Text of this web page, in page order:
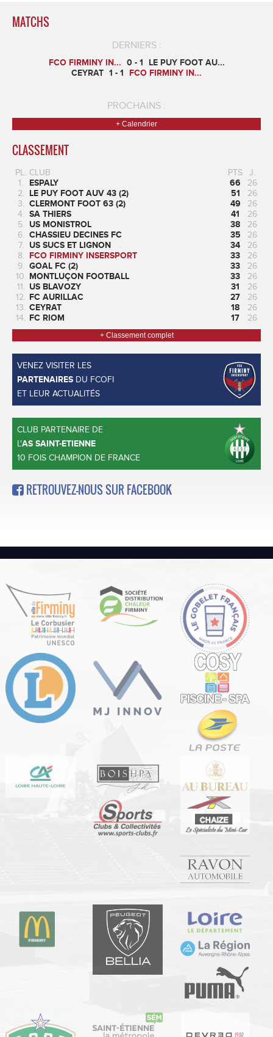
MATCHS
DERNIERS :
FCO FIRMINY IN... 0 - 1
LE PUY FOOT AU...
CEYRAT 1 - 1 FCO FIRMINY IN...
PROCHAINS :
+ Calendrier
CLASSEMENT
PL. CLUB PTS
J.
1.
ESPALY 66
26
2. LE PUY FOOT AUV 43 (2) 51
26
3. CLERMONT FOOT 63 (2) 49
26
4. SA THIERS 41
26
5. US MONISTROL 38
26
6. CHASSIEU DECINES FC 35
26
7.
US SUCS ET LIGNON 34
26
8. FCO FIRMINY INSERSPORT 33
26
9. GOAL FC (2) 33
26
10. MONTLUÇON FOOTBALL 33
26
11. US BLAVOZY 31
26
12. FC AURILLAC 27
26
13. CEYRAT 18
26
14. FC RIOM 17 26
+ Classement complet
VENEZ VISITER LES
PARTENAIRES DU FCOFI
ET LEUR ACTUALITÉS
CLUB PARTENAIRE DE
L'AS SAINT-ETIENNE
10 FOIS CHAMPION DE FRANCE
RETROUVEZ-NOUS SUR FACEBOOK